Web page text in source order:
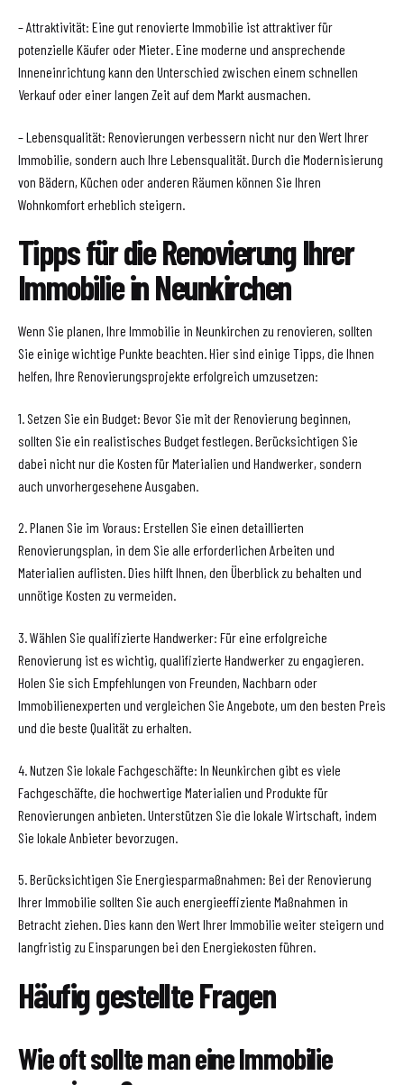
– Attraktivität: Eine gut renovierte Immobilie ist attraktiver für
potenzielle Käufer oder Mieter. Eine moderne und ansprechende
Inneneinrichtung kann den Unterschied zwischen einem schnellen
Verkauf oder einer langen Zeit auf dem Markt ausmachen.
– Lebensqualität: Renovierungen verbessern nicht nur den Wert Ihrer
Immobilie, sondern auch Ihre Lebensqualität. Durch die Modernisierung
von Bädern, Küchen oder anderen Räumen können Sie Ihren
Wohnkomfort erheblich steigern.
Tipps für die Renovierung Ihrer
Immobilie in Neunkirchen
Wenn Sie planen, Ihre Immobilie in Neunkirchen zu renovieren, sollten
Sie einige wichtige Punkte beachten. Hier sind einige Tipps, die Ihnen
helfen, Ihre Renovierungsprojekte erfolgreich umzusetzen:
1. Setzen Sie ein Budget: Bevor Sie mit der Renovierung beginnen,
sollten Sie ein realistisches Budget festlegen. Berücksichtigen Sie
dabei nicht nur die Kosten für Materialien und Handwerker, sondern
auch unvorhergesehene Ausgaben.
2. Planen Sie im Voraus: Erstellen Sie einen detaillierten
Renovierungsplan, in dem Sie alle erforderlichen Arbeiten und
Materialien auflisten. Dies hilft Ihnen, den Überblick zu behalten und
unnötige Kosten zu vermeiden.
3. Wählen Sie qualifizierte Handwerker: Für eine erfolgreiche
Renovierung ist es wichtig, qualifizierte Handwerker zu engagieren.
Holen Sie sich Empfehlungen von Freunden, Nachbarn oder
Immobilienexperten und vergleichen Sie Angebote, um den besten Preis
und die beste Qualität zu erhalten.
4. Nutzen Sie lokale Fachgeschäfte: In Neunkirchen gibt es viele
Fachgeschäfte, die hochwertige Materialien und Produkte für
Renovierungen anbieten. Unterstützen Sie die lokale Wirtschaft, indem
Sie lokale Anbieter bevorzugen.
5. Berücksichtigen Sie Energiesparmaßnahmen: Bei der Renovierung
Ihrer Immobilie sollten Sie auch energieeffiziente Maßnahmen in
Betracht ziehen. Dies kann den Wert Ihrer Immobilie weiter steigern und
langfristig zu Einsparungen bei den Energiekosten führen.
Häufig gestellte Fragen
Wie oft sollte man eine Immobilie